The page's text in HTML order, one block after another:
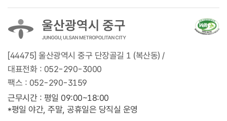
[44475] 울산광역시 중구 단장골길 1 (복산동) /
대표전화 : 052-290-3000
팩스 : 052-290-3159
근무시간 : 평일 09:00~18:00
*평일 야간, 주말, 공휴일은 당직실 운영